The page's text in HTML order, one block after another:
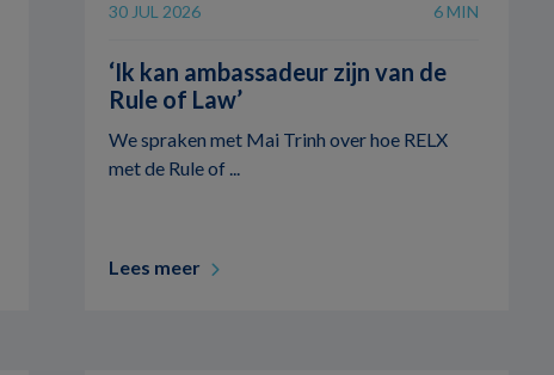
30 JUL 2026 6 MIN
‘Ik kan ambassadeur zijn van de
Rule of Law’
We spraken met Mai Trinh over hoe RELX
met de Rule of ...
Lees meer